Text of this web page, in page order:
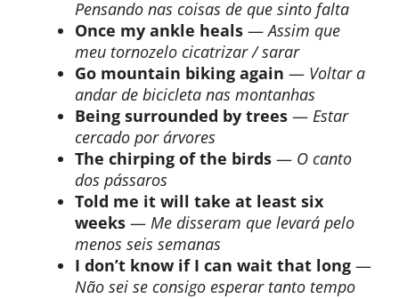
Pensando nas coisas de que sinto falta
Once my ankle heals —Assim que
meu tornozelo cicatrizar / sarar
Go mountain biking again — Voltar a
andar de bicicleta nas montanhas
Being surrounded by trees — Estar
cercado por árvores
The chirping of the birds — O canto
dos pássaros
Told me it will take at least six
weeks — Me disseram que levará pelo
menos seis semanas
I don’t know if I can wait that long —
Não sei se consigo esperar tanto tempo